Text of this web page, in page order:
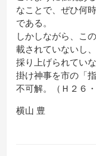
なことで、ぜひ何
である。
しかしながら、こ
載されていないし
採り上げられてい
掛け神事を市の「
不可解。（Ｈ２６
横山 豊